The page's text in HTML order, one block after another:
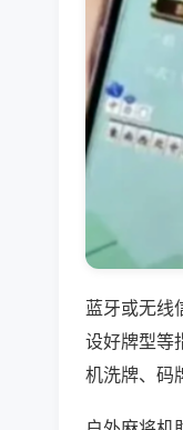
蓝牙或无线
设好牌型等
机洗牌、码